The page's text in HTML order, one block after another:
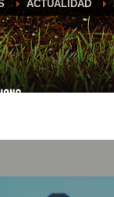
ACTUALIDAD